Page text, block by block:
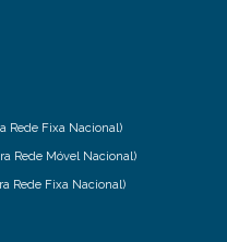
Rede Fixa Nacional)
Rede Móvel Nacional)
Rede Fixa Nacional)